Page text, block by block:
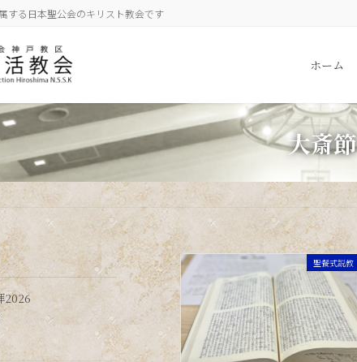
する日本聖公会のキリスト教会です
ホーム
大斎節
聖餐式説教
2026